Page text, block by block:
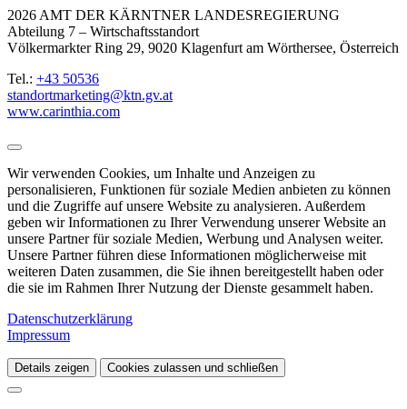
2026 AMT DER KÄRNTNER LANDESREGIERUNG
Abteilung 7 – Wirtschaftsstandort
Völkermarkter Ring 29, 9020 Klagenfurt am Wörthersee, Österreich
Tel.: +43 50536
standortmarketing@ktn.gv.at
www.carinthia.com
Wir verwenden Cookies, um Inhalte und Anzeigen zu
personalisieren, Funktionen für soziale Medien anbieten zu können
und die Zugriffe auf unsere Website zu analysieren. Außerdem
geben wir Informationen zu Ihrer Verwendung unserer Website an
unsere Partner für soziale Medien, Werbung und Analysen weiter.
Unsere Partner führen diese Informationen möglicherweise mit
weiteren Daten zusammen, die Sie ihnen bereitgestellt haben oder
die sie im Rahmen Ihrer Nutzung der Dienste gesammelt haben.
Datenschutzerklärung
Impressum
Details zeigen Cookies zulassen und schließen